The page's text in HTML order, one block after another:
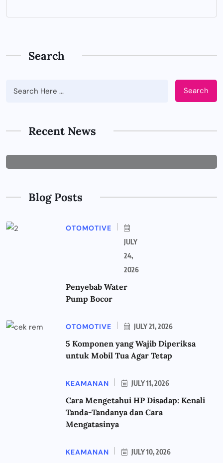
Search
Search
Recent News
Tepat untuk Perusahaan
Blog Posts
OTOMOTIVE
JULY
24,
2026
Penyebab Water
Pump Bocor
OTOMOTIVE JULY 21, 2026
5 Komponen yang Wajib Diperiksa
untuk Mobil Tua Agar Tetap
KEAMANAN JULY 11, 2026
Cara Mengetahui HP Disadap: Kenali
Tanda-Tandanya dan Cara
Mengatasinya
KEAMANAN JULY 10, 2026